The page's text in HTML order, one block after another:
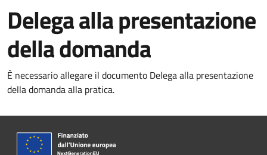
Delega alla presentazione
della domanda
È necessario allegare il documento Delega alla presentazione
della domanda alla pratica.